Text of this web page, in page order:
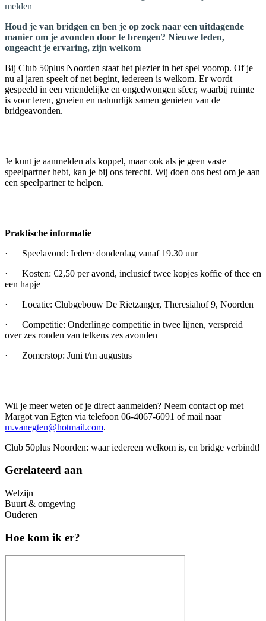
melden
Houd je van bridgen en ben je op zoek naar een uitdagende
manier om je avonden door te brengen? Nieuwe leden,
ongeacht je ervaring, zijn welkom
Bij Club 50plus Noorden staat het plezier in het spel voorop. Of je
nu al jaren speelt of net begint, iedereen is welkom. Er wordt
gespeeld in een vriendelijke en ongedwongen sfeer, waarbij ruimte
is voor leren, groeien en natuurlijk samen genieten van de
bridgeavonden.
Je kunt je aanmelden als koppel, maar ook als je geen vaste
speelpartner hebt, kan je bij ons terecht. Wij doen ons best om je aan
een speelpartner te helpen.
Praktische informatie
· Speelavond: Iedere donderdag vanaf 19.30 uur
· Kosten: €2,50 per avond, inclusief twee kopjes koffie of thee en
een hapje
· Locatie: Clubgebouw De Rietzanger, Theresiahof 9, Noorden
· Competitie: Onderlinge competitie in twee lijnen, verspreid
over zes ronden van telkens zes avonden
· Zomerstop: Juni t/m augustus
Wil je meer weten of je direct aanmelden? Neem contact op met
Margot van Egten via telefoon 06-4067-6091 of mail naar
m.vanegten@hotmail.com.
Club 50plus Noorden: waar iedereen welkom is, en bridge verbindt!
Gerelateerd aan
Welzijn
Buurt & omgeving
Ouderen
Hoe kom ik er?